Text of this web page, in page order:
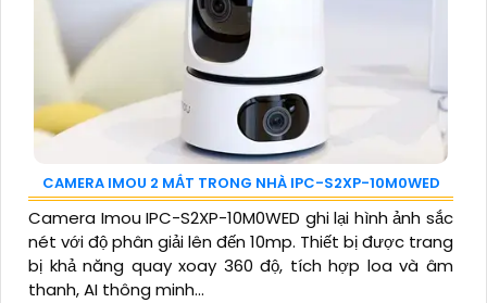
CAMERA IMOU 2 MẮT TRONG NHÀ IPC-S2XP-10M0WED
Camera Imou IPC-S2XP-10M0WED ghi lại hình ảnh sắc
nét với độ phân giải lên đến 10mp. Thiết bị được trang
bị khả năng quay xoay 360 độ, tích hợp loa và âm
thanh, AI thông minh...